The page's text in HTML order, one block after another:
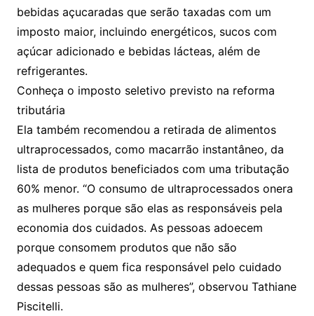
bebidas açucaradas que serão taxadas com um
imposto maior, incluindo energéticos, sucos com
açúcar adicionado e bebidas lácteas, além de
refrigerantes.
Conheça o imposto seletivo previsto na reforma
tributária
Ela também recomendou a retirada de alimentos
ultraprocessados, como macarrão instantâneo, da
lista de produtos beneficiados com uma tributação
60% menor. “O consumo de ultraprocessados onera
as mulheres porque são elas as responsáveis pela
economia dos cuidados. As pessoas adoecem
porque consomem produtos que não são
adequados e quem fica responsável pelo cuidado
dessas pessoas são as mulheres”, observou Tathiane
Piscitelli.